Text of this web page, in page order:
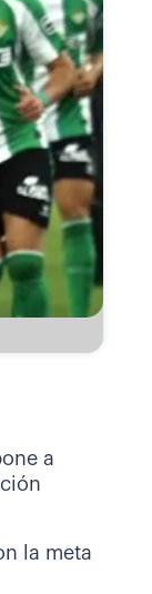
a
la meta